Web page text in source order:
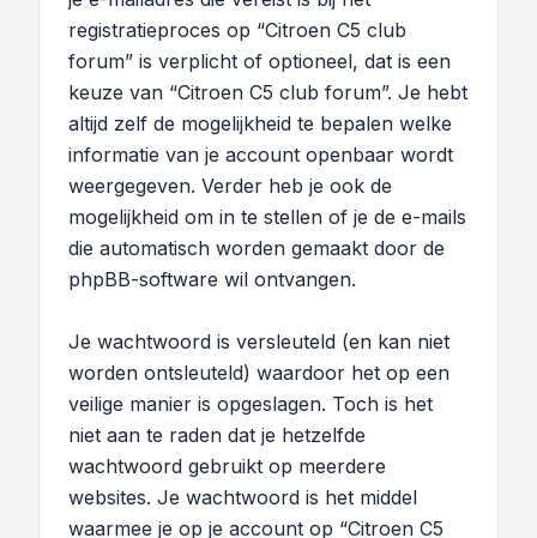
registratieproces op “Citroen C5 club
forum” is verplicht of optioneel, dat is een
keuze van “Citroen C5 club forum”. Je hebt
altijd zelf de mogelijkheid te bepalen welke
informatie van je account openbaar wordt
weergegeven. Verder heb je ook de
mogelijkheid om in te stellen of je de e-mails
die automatisch worden gemaakt door de
phpBB-software wil ontvangen.
Je wachtwoord is versleuteld (en kan niet
worden ontsleuteld) waardoor het op een
veilige manier is opgeslagen. Toch is het
niet aan te raden dat je hetzelfde
wachtwoord gebruikt op meerdere
websites. Je wachtwoord is het middel
waarmee je op je account op “Citroen C5